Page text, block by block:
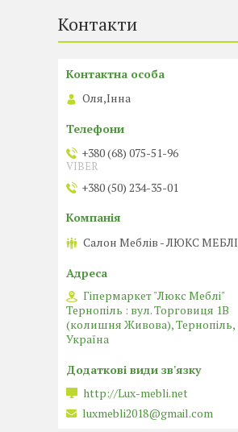
Контакти
Оля,Інна
+380 (68) 075-51-96
VIBER
+380 (50) 234-35-01
Салон Меблів - ЛЮКС МЕБЛІ
Гіпермаркет "Люкс Меблі"
Тернопіль : вул. Торговиця 1В
(колишня Живова), Тернопіль,
Україна
http://Lux-mebli.net
luxmebli2018@gmail.com